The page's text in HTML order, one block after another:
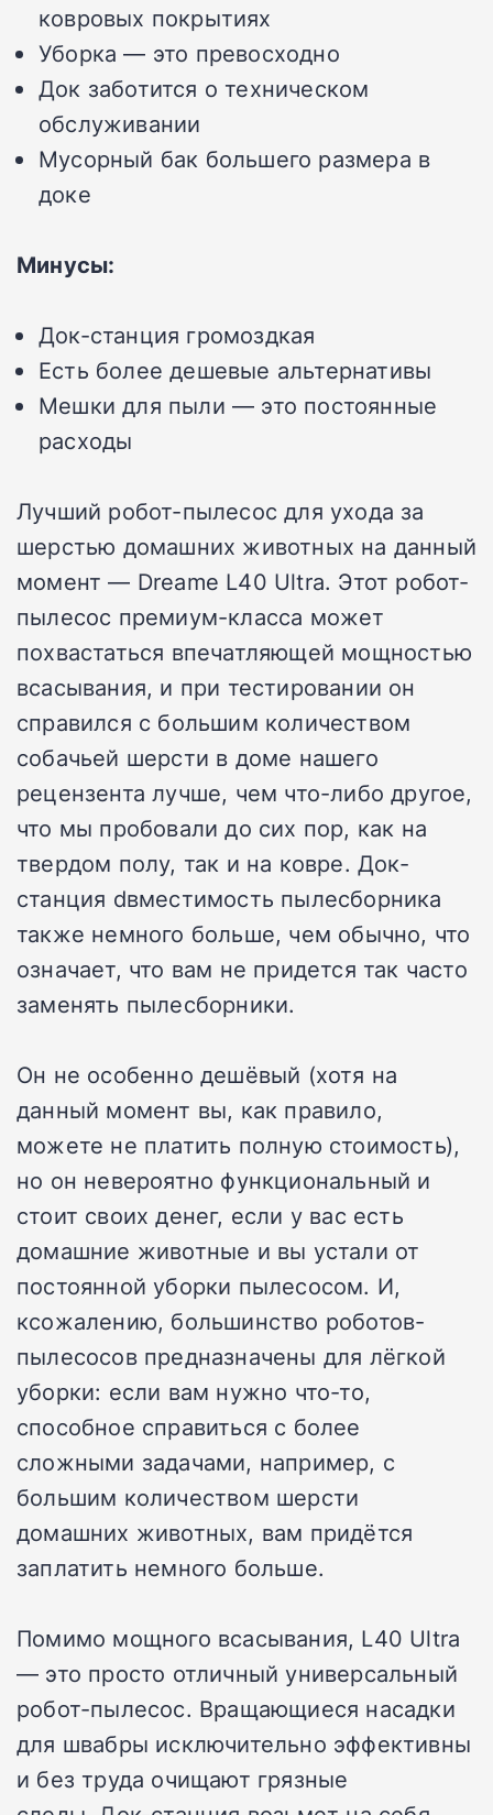
ковровых покрытиях
Уборка — это превосходно
Док заботится о техническом
обслуживании
Мусорный бак большего размера в
доке
Минусы:
Док-станция громоздкая
Есть более дешевые альтернативы
Мешки для пыли — это постоянные
расходы
Лучший робот-пылесос для ухода за
шерстью домашних животных на данный
момент — Dreame L40 Ultra. Этот робот-
пылесос премиум-класса может
похвастаться впечатляющей мощностью
всасывания, и при тестировании он
справился с большим количеством
собачьей шерсти в доме нашего
рецензента лучше, чем что-либо другое,
что мы пробовали до сих пор, как на
твердом полу, так и на ковре. Док-
станция dвместимость пылесборника
также немного больше, чем обычно, что
означает, что вам не придется так часто
заменять пылесборники.
Он не особенно дешёвый (хотя на
данный момент вы, как правило,
можете не платить полную стоимость),
но он невероятно функциональный и
стоит своих денег, если у вас есть
домашние животные и вы устали от
постоянной уборки пылесосом. И,
ксожалению, большинство роботов-
пылесосов предназначены для лёгкой
уборки: если вам нужно что-то,
способное справиться с более
сложными задачами, например, с
большим количеством шерсти
домашних животных, вам придётся
заплатить немного больше.
Помимо мощного всасывания, L40 Ultra
— это просто отличный универсальный
робот-пылесос. Вращающиеся насадки
для швабры исключительно эффективны
и без труда очищают грязные